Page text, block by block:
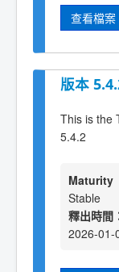
查看檔案
版本
This is the
5.4.2
Maturity
Stable
釋出時間
2026-01-